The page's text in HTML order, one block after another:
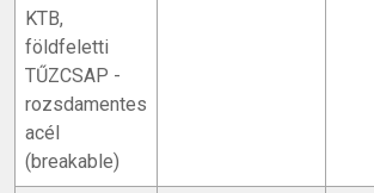
KTB,
földfeletti
TŰZCSAP -
rozsdamentes
acél
(breakable)